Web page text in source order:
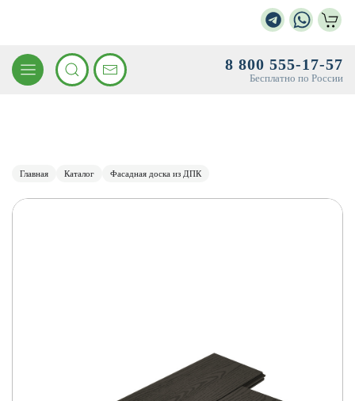
8 800 555-17-57
Бесплатно по России
Главная Каталог Фасадная доска из ДПК